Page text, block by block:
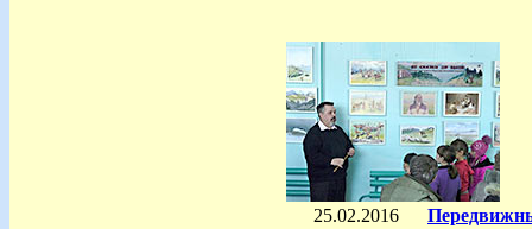
25.02.2016